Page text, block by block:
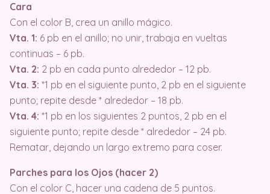
Cara
Con el color B, crea un anillo mágico.
Vta. 1: 6 pb en el anillo; no unir, trabaja en vueltas
continuas – 6 pb.
Vta. 2: 2 pb en cada punto alrededor – 12 pb.
Vta. 3: *1 pb en el siguiente punto, 2 pb en el siguiente
punto; repite desde * alrededor – 18 pb.
Vta. 4: *1 pb en los siguientes 2 puntos, 2 pb en el
siguiente punto; repite desde * alrededor – 24 pb.
Rematar, dejando un largo extremo para coser.
Parches para los Ojos (hacer 2)
Con el color C, hacer una cadena de 5 puntos.